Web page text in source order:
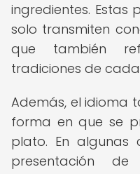
ingredientes. Estas
solo transmiten
que también
tradiciones de
Además, el idioma
forma en que se
plato. En algunas
presentación